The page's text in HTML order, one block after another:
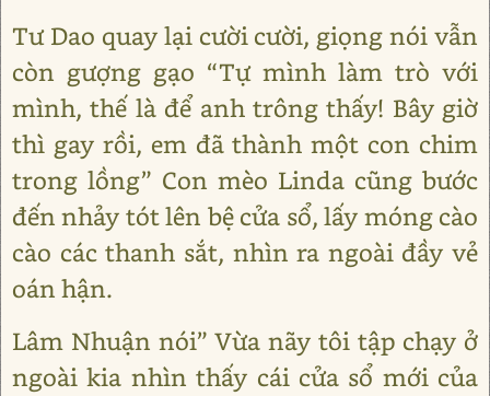
Tư Dao quay lại cười cười, giọng nói vẫn
còn gượng gạo “Tự mình làm trò với
mình, thế là để anh trông thấy! Bây giờ
thì gay rồi, em đã thành một con chim
trong lồng” Con mèo Linda cũng bước
đến nhảy tót lên bệ cửa sổ, lấy móng cào
cào các thanh sắt, nhìn ra ngoài đầy vẻ
oán hận.
Lâm Nhuận nói” Vừa nãy tôi tập chạy ở
ngoài kia nhìn thấy cái cửa sổ mới của